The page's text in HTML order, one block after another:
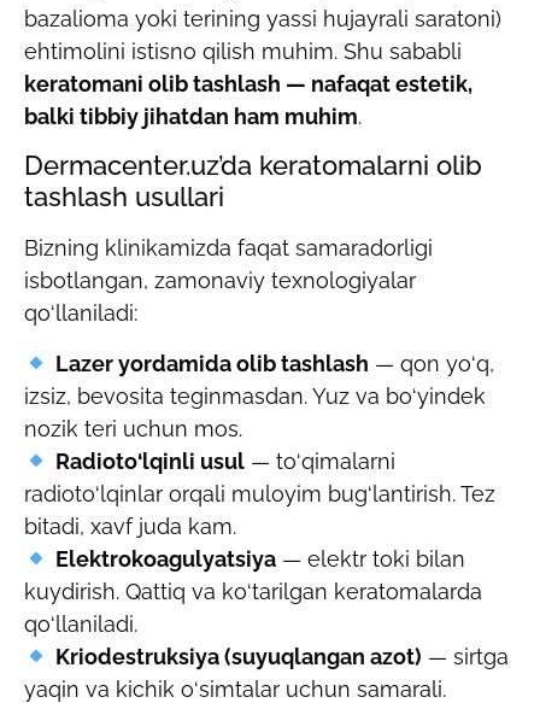
bazalioma yoki terining yassi hujayrali saratoni)
ehtimolini istisno qilish muhim. Shu sababli
keratomani olib tashlash — nafaqat estetik,
balki tibbiy jihatdan ham muhim.
Dermacenter.uz’da keratomalarni olib
tashlash usullari
Bizning klinikamizda faqat samaradorligi
isbotlangan, zamonaviy texnologiyalar
qo‘llaniladi:
Lazer yordamida olib tashlash — qon yo‘q,
izsiz, bevosita teginmasdan. Yuz va bo‘yindek
nozik teri uchun mos.
Radioto‘lqinli usul— to‘qimalarni
radioto‘lqinlar orqali muloyim bug‘lantirish. Tez
bitadi, xavf juda kam.
Elektrokoagulyatsiya— elektr toki bilan
kuydirish. Qattiq va ko‘tarilgan keratomalarda
qo‘llaniladi.
Kriodestruksiya (suyuqlangan azot) — sirtga
yaqin va kichik o‘simtalar uchun samarali.